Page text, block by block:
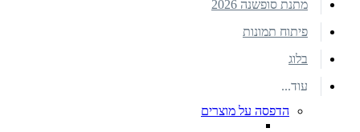
מתנת סופשנה 2026
פיתוח תמונות
בלוג
עוד...
הדפסה על מוצרים